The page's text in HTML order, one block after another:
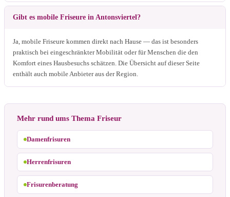
Gibt es mobile Friseure in Antonsviertel?
Ja, mobile Friseure kommen direkt nach Hause — das ist besonders
praktisch bei eingeschränkter Mobilität oder für Menschen die den
Komfort eines Hausbesuchs schätzen. Die Übersicht auf dieser Seite
enthält auch mobile Anbieter aus der Region.
Mehr rund ums Thema Friseur
Damenfrisuren
Herrenfrisuren
Frisurenberatung